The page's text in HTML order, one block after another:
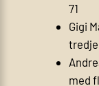
71
Gigi
med